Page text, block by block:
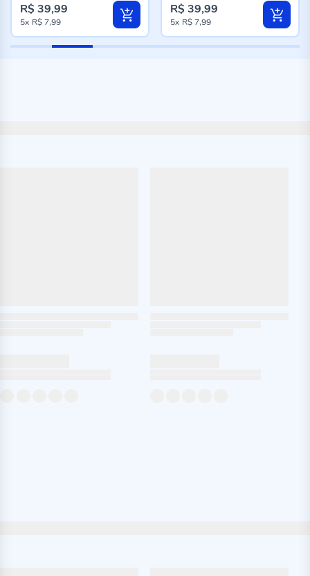
R$ 39,99
5x R$ 7,99
R$ 39,99
5x R$ 7,99